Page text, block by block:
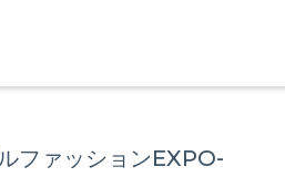
ファッションEXPO-